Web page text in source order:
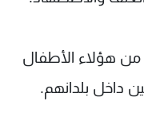
2015، 31 مليون من هؤلاء الأطفال